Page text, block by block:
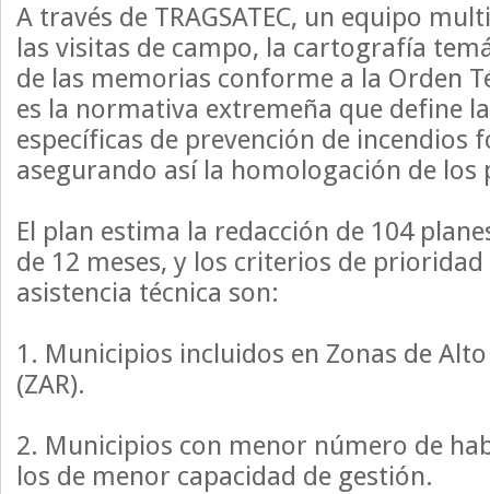
A través de TRAGSATEC, un equipo
las visitas de campo, la cartografía
de las memorias conforme a la Orden
es la normativa extremeña que define
específicas de prevención de incendios
asegurando así la homologación de los
El plan estima la redacción de 104
de 12 meses, y los criterios de
asistencia técnica son:
1. Municipios incluidos en Zonas de
(ZAR).
2. Municipios con menor número de
los de menor capacidad de gestión.